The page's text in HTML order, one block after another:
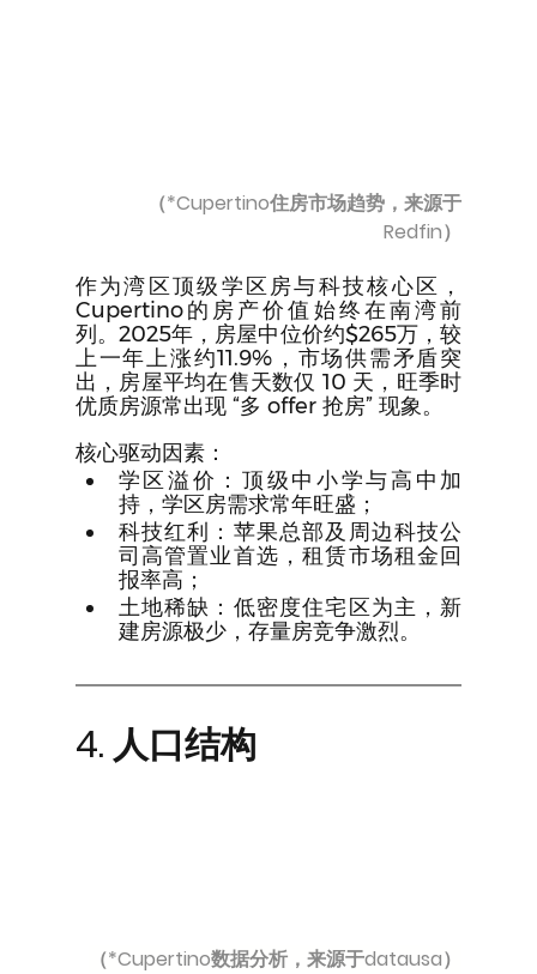
（*Cupertino住房市场趋势，来源于
Redfin）
作为湾区顶级学区房与科技核心区，
Cupertino的房产价值始终在南湾前
列。2025年，房屋中位价约$265万，较
上一年上涨约11.9%，市场供需矛盾突
出，房屋平均在售天数仅 10 天，旺季时
优质房源常出现 “多 offer 抢房” 现象。
核心驱动因素：
学区溢价：顶级中小学与高中加
持，学区房需求常年旺盛；
科技红利：苹果总部及周边科技公
司高管置业首选，租赁市场租金回
报率高；
土地稀缺：低密度住宅区为主，新
建房源极少，存量房竞争激烈。
4. 人口结构
（*Cupertino数据分析，来源于datausa）